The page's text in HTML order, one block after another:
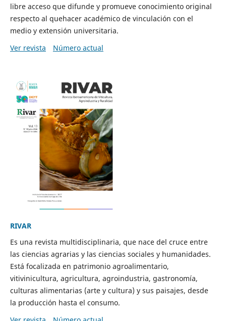
libre acceso que difunde y promueve conocimiento original
respecto al quehacer académico de vinculación con el
medio y extensión universitaria.
Ver revista
Número actual
RIVAR
Es una revista multidisciplinaria, que nace del cruce entre
las ciencias agrarias y las ciencias sociales y humanidades.
Está focalizada en patrimonio agroalimentario,
vitivinicultura, agricultura, agroindustria, gastronomía,
culturas alimentarias (arte y cultura) y sus paisajes, desde
la producción hasta el consumo.